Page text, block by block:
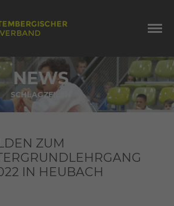
NEWS
SCHLAGZEILEN
ZUM
IN HEUBACH